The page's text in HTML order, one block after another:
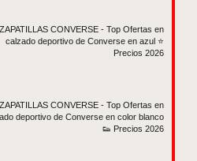
CONVERSE - Top Ofertas en
calzado deportivo de Converse en azul ⭐
Precios 2026
CONVERSE - Top Ofertas en
deportivo de Converse en color blanco
👟 Precios 2026